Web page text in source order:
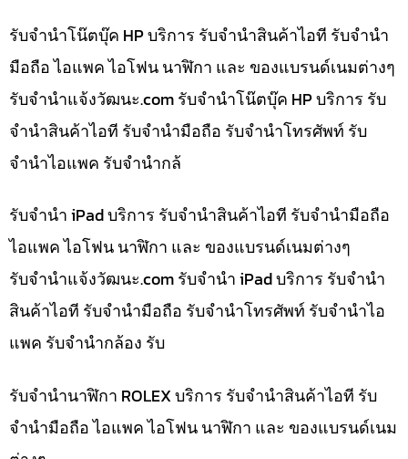
รับจำนำโน๊ตบุ๊ค HP บริการ รับจำนำสินค้าไอที รับจำนำ
มือถือ ไอแพค ไอโฟน นาฬิกา และ ของแบรนด์เนมต่างๆ
รับจํานําแจ้งวัฒนะ.com รับจำนำโน๊ตบุ๊ค HP บริการ รับ
จำนำสินค้าไอที รับจำนำมือถือ รับจำนำโทรศัพท์ รับ
จำนำไอแพค รับจำนำกล้
รับจำนำ iPad บริการ รับจำนำสินค้าไอที รับจำนำมือถือ
ไอแพค ไอโฟน นาฬิกา และ ของแบรนด์เนมต่างๆ
รับจํานําแจ้งวัฒนะ.com รับจำนำ iPad บริการ รับจำนำ
สินค้าไอที รับจำนำมือถือ รับจำนำโทรศัพท์ รับจำนำไอ
แพค รับจำนำกล้อง รับ
รับจำนำนาฬิกา ROLEX บริการ รับจำนำสินค้าไอที รับ
จำนำมือถือ ไอแพค ไอโฟน นาฬิกา และ ของแบรนด์เนม